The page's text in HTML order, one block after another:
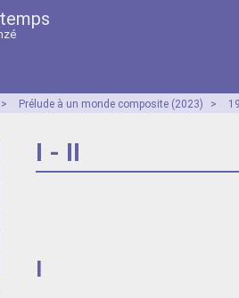
> Prélude à un monde composite (2023) >
I - II
I